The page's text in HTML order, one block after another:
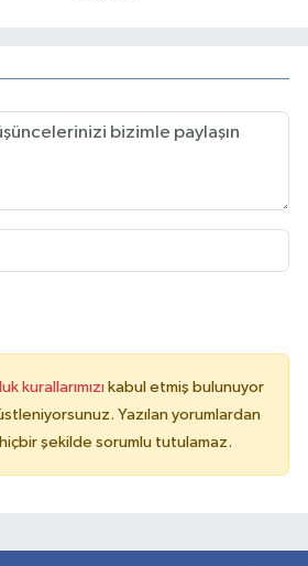
kurallarımızı kabul etmiş bulunuyor
Yazılan yorumlardan
şekilde sorumlu tutulamaz.